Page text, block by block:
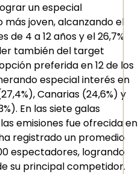
un especial
joven, alcanzando el
de 4 a 12 años y el 26,7%
también del target
preferida en 12 de los
especial interés en
Canarias (24,6%) y
En las siete galas
emisiones fue ofrecida en
registrado un promedio
espectadores, logrando
su principal competidor.